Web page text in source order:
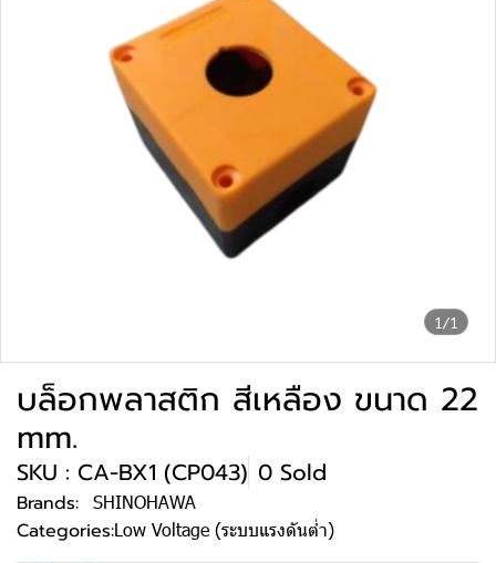
1/1
บล็อกพลาสติก สีเหลือง ขนาด 22
mm.
SKU : CA-BX1 (CP043) 0 Sold
Brands: SHINOHAWA
Categories:Low Voltage (ระบบแรงดันต่ำ)